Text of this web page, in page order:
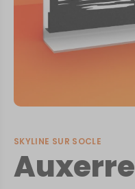
SKYLINE SUR SOCLE
Auxerre